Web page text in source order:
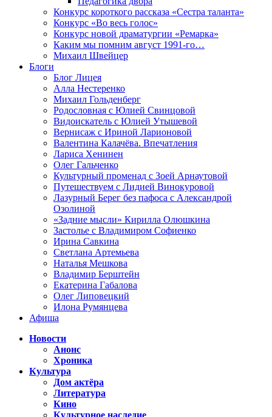
Конкурс короткого рассказа «Сестра таланта»
Конкурс «Во весь голос»
Конкурс новой драматургии «Ремарка»
Каким мы помним август 1991-го…
Михаил Швейцер
Блоги
Блог Лицея
Алла Нестеренко
Михаил Гольденберг
Родословная с Юлией Свинцовой
Видоискатель с Юлией Утышевой
Вернисаж с Ириной Ларионовой
Валентина Калачёва. Впечатления
Лариса Хенинен
Олег Гальченко
Культурный променад с Зоей Арнаутовой
Путешествуем с Лидией Винокуровой
Лазурный Берег без пафоса с Александрой
Озолиной
«Задние мысли» Кирилла Олюшкина
Застолье с Владимиром Софиенко
Ирина Савкина
Светлана Артемьева
Наталья Мешкова
Владимир Берштейн
Екатерина Габалова
Олег Липовецкий
Илона Румянцева
Афиша
Новости
Анонс
Хроника
Культура
Дом актёра
Литература
Кино